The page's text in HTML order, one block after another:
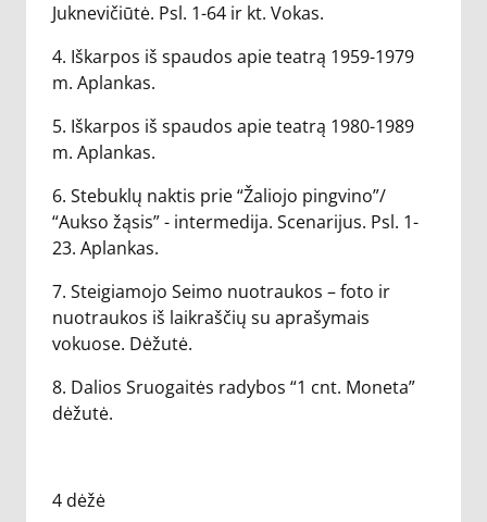
Juknevičiūtė. Psl. 1-64 ir kt. Vokas.
4. Iškarpos iš spaudos apie teatrą 1959-1979
m. Aplankas.
5. Iškarpos iš spaudos apie teatrą 1980-1989
m. Aplankas.
6. Stebuklų naktis prie “Žaliojo pingvino”/
“Aukso žąsis” - intermedija. Scenarijus. Psl. 1-
23. Aplankas.
7. Steigiamojo Seimo nuotraukos – foto ir
nuotraukos iš laikraščių su aprašymais
vokuose. Dėžutė.
8. Dalios Sruogaitės radybos “1 cnt. Moneta”
dėžutė.
4 dėžė